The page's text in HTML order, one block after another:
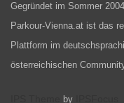
Gegründet im Sommer
Parkour-Vienna.at ist das
Plattform im
österreichischen
by